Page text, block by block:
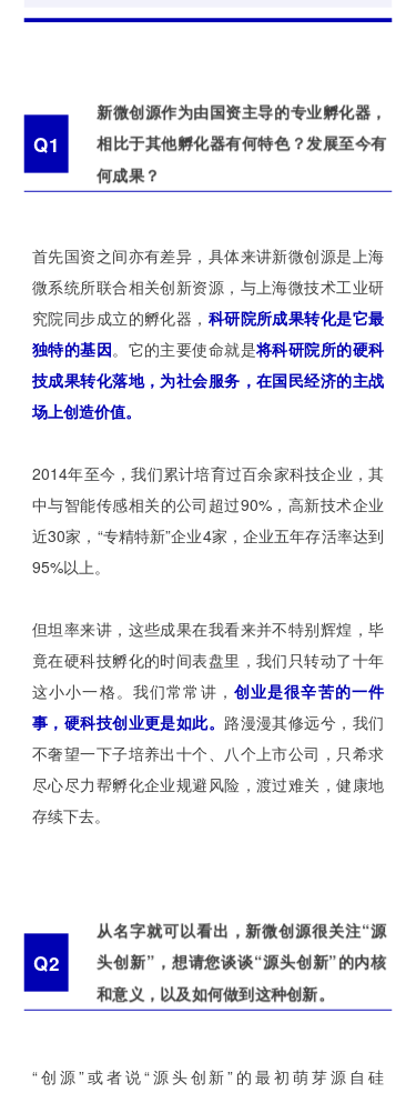
Q1
新微创源作为由国资主导的专业孵化器，
相比于其他孵化器有何特色？发展至今有
何成果？
首先国资之间亦有差异，具体来讲新微创源是上海
微系统所联合相关创新资源，与上海微技术工业研
究院同步成立的孵化器， 科研院所成果转化是它最
独特的基因。它的主要使命就是将科研院所的硬科
技成果转化落地，为社会服务，在国民经济的主战
场上创造价值。
2014年至今，我们累计培育过百余家科技企业，其
中与智能传感相关的公司超过90%，高新技术企业
近30家，“专精特新”企业4家，企业五年存活率达到
95%以上。
但坦率来讲，这些成果在我看来并不特别辉煌，毕
竟在硬科技孵化的时间表盘里，我们只转动了十年
这小小一格。我们常常讲， 创业是很辛苦的一件
事，硬科技创业更是如此。 路漫漫其修远兮，我们
不奢望一下子培养出十个、八个上市公司，只希求
尽心尽力帮孵化企业规避风险，渡过难关，健康地
存续下去。
Q2
从名字就可以看出，新微创源很关注“源
头创新”，想请您谈谈“源头创新”的内核
和意义，以及如何做到这种创新。
“创源”或者说“源头创新”的最初萌芽源自硅